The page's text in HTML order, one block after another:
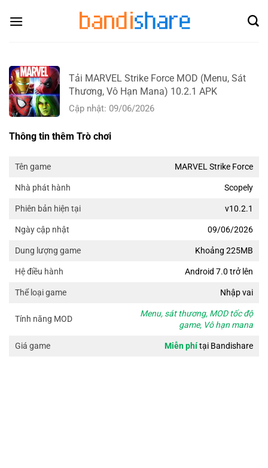
Tải MARVEL Strike Force MOD (Menu, Sát
Thương, Vô Hạn Mana) 10.2.1 APK
Cập nhật: 09/06/2026
Thông tin thêm Trò chơi
Tên game MARVEL Strike Force
Nhà phát hành Scopely
Phiên bản hiện tại v10.2.1
Ngày cập nhật 09/06/2026
Dung lượng game Khoảng 225MB
Hệ điều hành Android 7.0 trở lên
Thể loại game Nhập vai
Tính năng MOD
Menu, sát thương, MOD tốc độ
game, Vô hạn mana
Giá game Miễn phítại Bandishare